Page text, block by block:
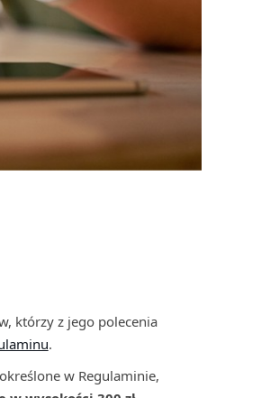
którzy z jego polecenia
.
w Regulaminie,